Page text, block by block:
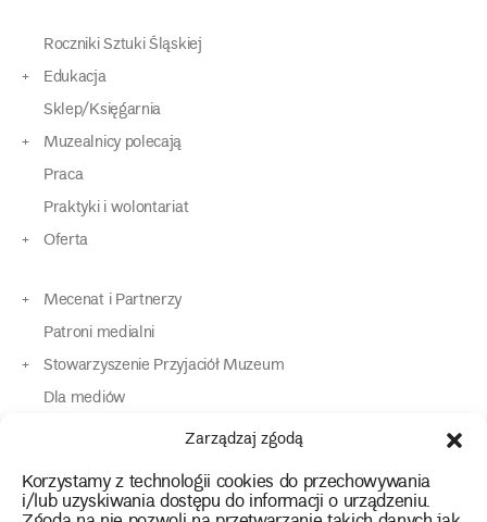
Zarządzaj zgodą
Korzystamy z technologii cookies do przechowywania
i/lub uzyskiwania dostępu do informacji o urządzeniu.
Roczniki Sztuki Śląskiej
Edukacja
Sklep/Księgarnia
Muzealnicy polecają
Praca
Praktyki i wolontariat
Oferta
Mecenat i Partnerzy
Patroni medialni
Stowarzyszenie Przyjaciół Muzeum
Dla mediów
Dla osób o specjalnych potrzebach
Kontakt